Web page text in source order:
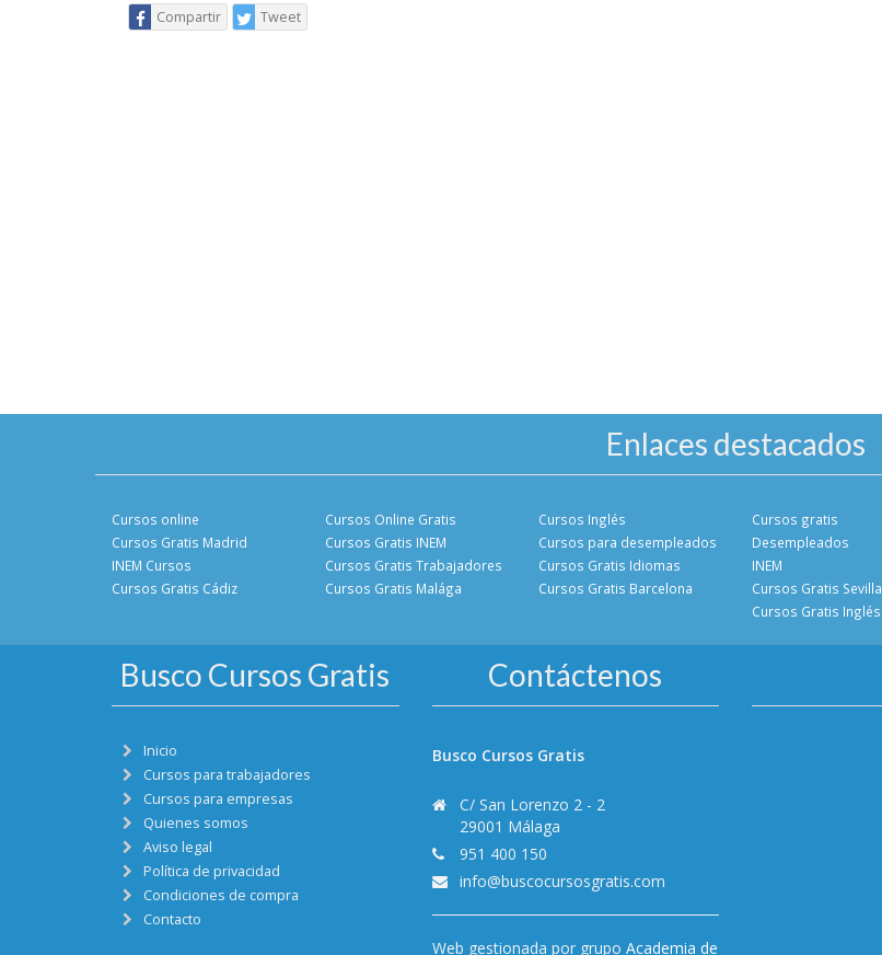
Compartir Tweet
Enlaces destacados
Cursos online
Cursos Gratis Madrid
INEM Cursos
Cursos Gratis Cádiz
Cursos Online Gratis
Cursos Gratis INEM
Cursos Gratis Trabajadores
Cursos Gratis Malága
Cursos Inglés
Cursos para desempleados
Cursos Gratis Idiomas
Cursos Gratis Barcelona
Cursos gratis
Desempleados
INEM
Cursos Gratis Sevilla
Cursos Gratis Inglés
Busco Cursos Gratis
Inicio
Cursos para trabajadores
Cursos para empresas
Quienes somos
Aviso legal
Política de privacidad
Condiciones de compra
Contacto
Contáctenos
Busco Cursos Gratis
C/ San Lorenzo 2 - 2
29001 Málaga
951 400 150
info@buscocursosgratis.com
Web gestionada por grupo Academia de